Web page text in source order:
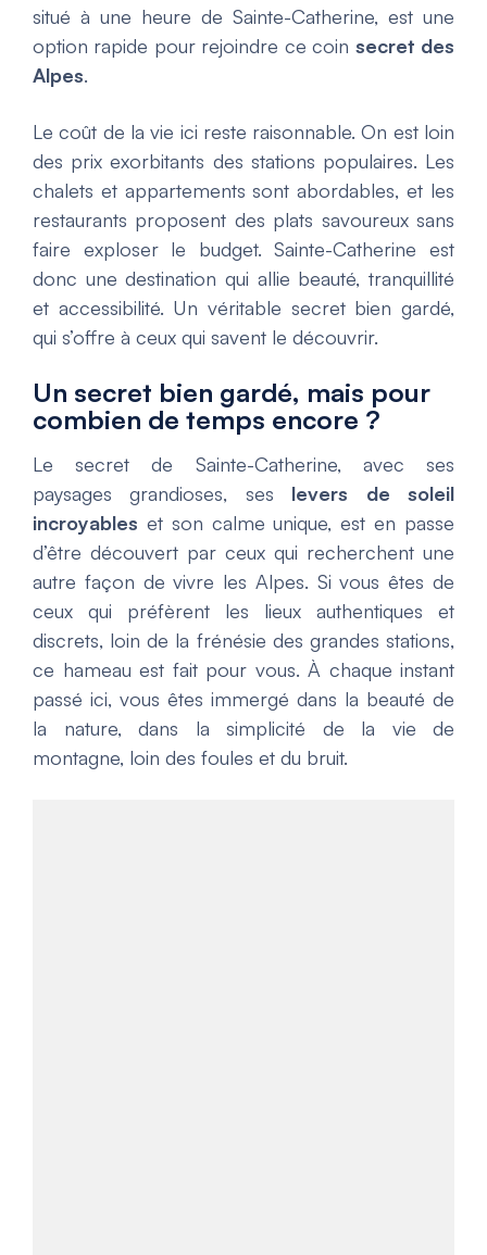
situé à une heure de Sainte-Catherine, est une
option rapide pour rejoindre ce coin secret des
Alpes.
Le coût de la vie ici reste raisonnable. On est loin
des prix exorbitants des stations populaires. Les
chalets et appartements sont abordables, et les
restaurants proposent des plats savoureux sans
faire exploser le budget. Sainte-Catherine est
donc une destination qui allie beauté, tranquillité
et accessibilité. Un véritable secret bien gardé,
qui s’offre à ceux qui savent le découvrir.
Un secret bien gardé, mais pour
combien de temps encore ?
Le secret de Sainte-Catherine, avec ses
paysages grandioses, ses levers de soleil
incroyables et son calme unique, est en passe
d’être découvert par ceux qui recherchent une
autre façon de vivre les Alpes. Si vous êtes de
ceux qui préfèrent les lieux authentiques et
discrets, loin de la frénésie des grandes stations,
ce hameau est fait pour vous. À chaque instant
passé ici, vous êtes immergé dans la beauté de
la nature, dans la simplicité de la vie de
montagne, loin des foules et du bruit.